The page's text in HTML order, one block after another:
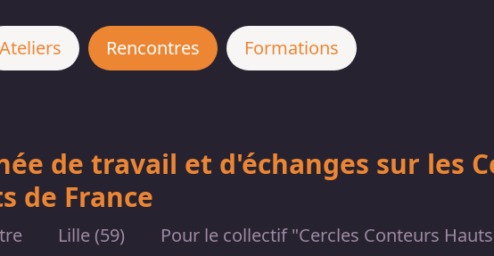
Ateliers Rencontres Formations
de travail et d'échanges sur les
de France
Lille (59) Pour le collectif "Cercles Conteurs